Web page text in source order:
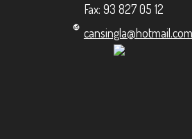
Fax: 93 827 05 12
cansingla@hotmail.com